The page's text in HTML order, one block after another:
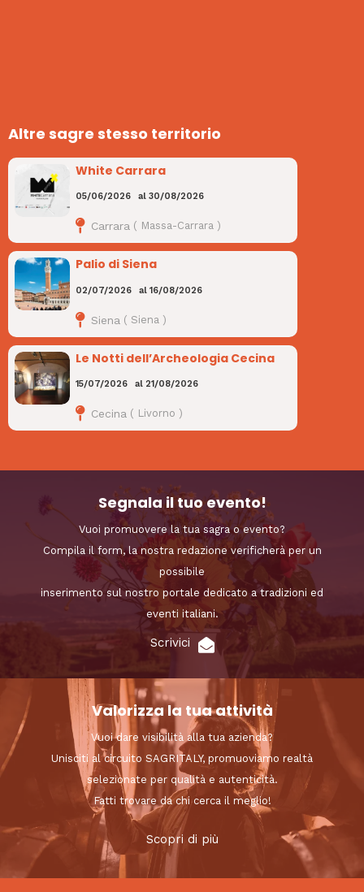
Altre sagre stesso territorio
White Carrara
05/06/2026 al30/08/2026
Carrara ( Massa-Carrara )
Palio di Siena
02/07/2026 al16/08/2026
Siena ( Siena )
Le Notti dell’Archeologia Cecina
15/07/2026 al 21/08/2026
Cecina ( Livorno )
Segnala il tuo evento!
Vuoi promuovere la tua sagra o evento?
Compila il form, la nostra redazione verificherà per un
possibile
inserimento sul nostro portale dedicato a tradizioni ed
eventi italiani.
Scrivici
Valorizza la tua attività
Vuoi dare visibilità alla tua azienda?
Unisciti al circuito SAGRITALY, promuoviamo realtà
selezionate per qualità e autenticità.
Fatti trovare da chi cerca il meglio!
Scopri di più